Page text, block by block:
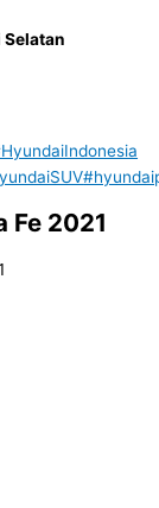
Selatan
Fe 2021